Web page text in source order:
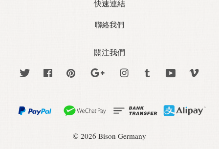
快速連結
聯絡我們
關注我們
Twitter Facebook Pinterest Google Instagram Tumblr YouTube
© 2026 Bison Germany